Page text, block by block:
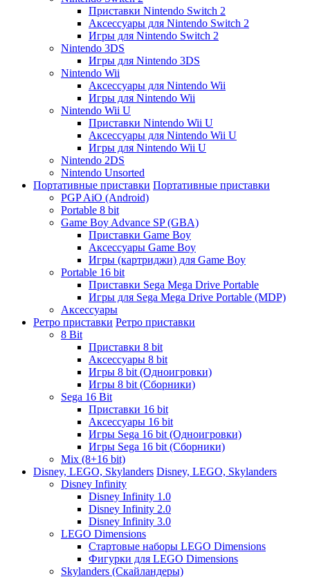
Приставки Nintendo Switch 2
Аксессуары для Nintendo Switch 2
Игры для Nintendo Switch 2
Nintendo 3DS
Игры для Nintendo 3DS
Nintendo Wii
Аксессуары для Nintendo Wii
Игры для Nintendo Wii
Nintendo Wii U
Приставки Nintendo Wii U
Аксессуары для Nintendo Wii U
Игры для Nintendo Wii U
Nintendo 2DS
Nintendo Unsorted
Портативные приставки Портативные приставки
PGP AiO (Android)
Portable 8 bit
Game Boy Advance SP (GBA)
Приставки Game Boy
Аксессуары Game Boy
Игры (картриджи) для Game Boy
Portable 16 bit
Приставки Sega Mega Drive Portable
Игры для Sega Mega Drive Portable (MDP)
Аксессуары
Ретро приставки Ретро приставки
8 Bit
Приставки 8 bit
Аксессуары 8 bit
Игры 8 bit (Одноигровки)
Игры 8 bit (Сборники)
Sega 16 Bit
Приставки 16 bit
Аксессуары 16 bit
Игры Sega 16 bit (Одноигровки)
Игры Sega 16 bit (Сборники)
Mix (8+16 bit)
Disney, LEGO, Skylanders Disney, LEGO, Skylanders
Disney Infinity
Disney Infinity 1.0
Disney Infinity 2.0
Disney Infinity 3.0
LEGO Dimensions
Стартовые наборы LEGO Dimensions
Фигурки для LEGO Dimensions
Skylanders (Скайландеры)